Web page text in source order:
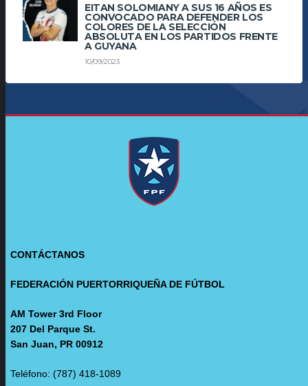
EITAN SOLOMIANY A SUS 16 AÑOS ES
CONVOCADO PARA DEFENDER LOS
COLORES DE LA SELECCIÓN
ABSOLUTA EN LOS PARTIDOS FRENTE
A GUYANA
10/09/2023
CONTÁCTANOS
FEDERACIÓN PUERTORRIQUEÑA DE FÚTBOL
AM Tower 3rd Floor
207 Del Parque St.
San Juan, PR 00912
Teléfono: (787) 418-1089